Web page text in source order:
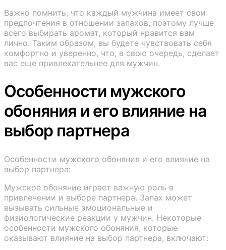
Важно помнить, что каждый мужчина имеет свои
предпочтения в отношении запахов, поэтому лучше
всего выбирать аромат, который нравится вам
лично. Таким образом, вы будете чувствовать себя
комфортно и уверенно, что, в свою очередь, сделает
вас еще привлекательнее для мужчин.
Особенности мужского
обоняния и его влияние на
выбор партнера
Особенности мужского обоняния и его влияние на
выбор партнера:
Мужское обоняние играет важную роль в
привлечении и выборе партнера. Запах может
вызывать сильные эмоциональные и
физиологические реакции у мужчин. Некоторые
особенности мужского обоняния, которые
оказывают влияние на выбор партнера, включают: